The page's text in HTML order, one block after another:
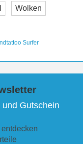
Wolken
Surfer
Gutschein